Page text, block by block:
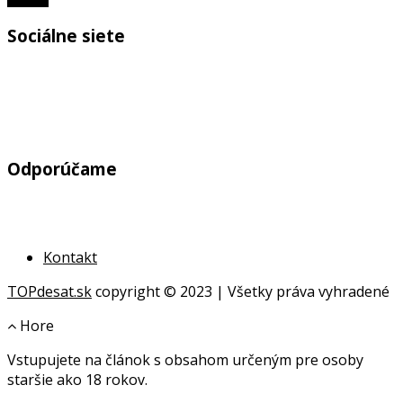
Sociálne siete
Odporúčame
Kontakt
TOPdesat.skcopyright © 2023 | Všetky práva vyhradené
Hore
online
Vstupujete na článok s obsahom určeným pre osoby
staršie ako 18 rokov.